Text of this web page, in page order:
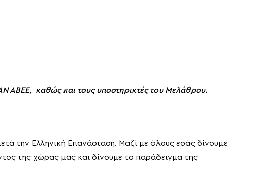
ΑΒΕΕ, καθώς και τους υποστηρικτές του Μελάθρου.
την Ελληνική Επανάσταση. Μαζί με όλους εσάς δίνουμε
της χώρας μας και δίνουμε το παράδειγμα της